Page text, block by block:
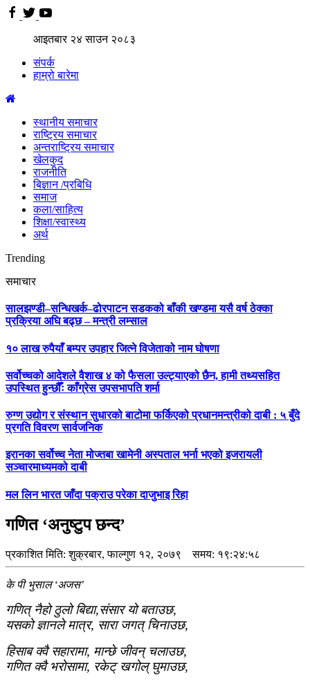
आइतबार २४साउन २०८३
संपर्क
हाम्रो बारेमा
स्थानीय समाचार
राष्ट्रिय समाचार
अन्तराष्ट्रिय समाचार
खेलकुद
राजनीति
बिज्ञान /प्रबिधि
समाज
कला/साहित्य
शिक्षा/स्वास्थ्य
अर्थ
Trending
समाचार
सालझण्डी–सन्धिखर्क–ढोरपाटन सडकको बाँकी खण्डमा यसै वर्ष ठेक्का
प्रक्रिया अघि बढ्छ – मन्त्री लम्साल
१० लाख रुपैयाँ बम्पर उपहार जित्ने विजेताको नाम घोषणा
सर्वोच्चको आदेशले वैशाख ४ को फैसला उल्ट्याएको छैन, हामी तथ्यसहित
उपस्थित हुन्छौँः काँग्रेस उपसभापति शर्मा
रुग्ण उद्योग र संस्थान सुधारको बाटोमा फर्किएको प्रधानमन्त्रीको दाबी : ५ बुँदे
प्रगति विवरण सार्वजनिक
इरानका सर्वोच्च नेता मोज्तबा खामेनी अस्पताल भर्ना भएको इजरायली
सञ्चारमाध्यमको दाबी
मल लिन भारत जाँदा पक्राउ परेका दाजुभाइ रिहा
गणित ‘अनुष्टुप छन्द’
प्रकाशित मिति:शुक्रबार, फाल्गुण १२, २०७९ समय: १९:२४:५८
के पी भुसाल ‘अजस’
गणित् नैहो ठुलो बिद्या,संसार यो बताउछ,
यसको ज्ञानले मात्र, सारा जगत् चिनाउछ,
हिसाब क्वै सहारामा, मान्छे जीवन् चलाउछ,
गणित क्वै भरोसामा, रकेट् खगोल् घुमाउछ,